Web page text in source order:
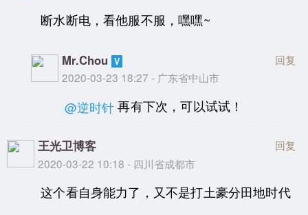
断水断电，看他服不服，嘿嘿~
Mr.Chou
2020-03-23 18:27 - 广东省中山市
回复
@逆时针 再有下次，可以试试！
王光卫博客
2020-03-22 10:18 - 四川省成都市
回复
这个看自身能力了，又不是打土豪分田地时代